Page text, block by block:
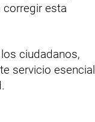
corregir esta
ciudadanos,
servicio esencial